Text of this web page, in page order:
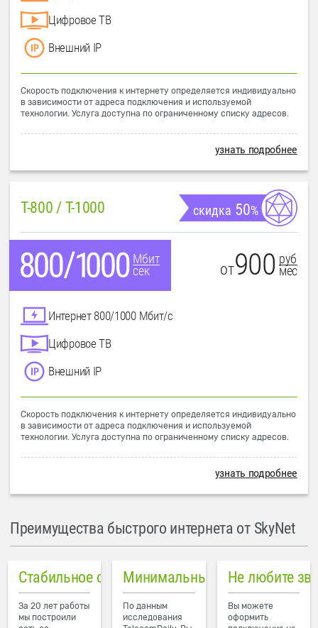
Цифровое ТВ
Внешний IP
Скорость подключения к интернету определяется индивидуально
в зависимости от адреса подключения и используемой
технологии. Услуга доступна по ограниченному списку адресов.
узнать подробнее
T-800 / T-1000 скидка 50%
Мбит
сек
от900 руб
мес
Интернет 800/1000 Мбит/с
Цифровое ТВ
Внешний IP
Скорость подключения к интернету определяется индивидуально
в зависимости от адреса подключения и используемой
технологии. Услуга доступна по ограниченному списку адресов.
узнать подробнее
Преимущества быстрого интернета от SkyNet
Стабильное соединение
За 20 лет работы
мы построили
Минимальный пинг в городе
По данным
исследования
Не любите
Вы можете
оформить